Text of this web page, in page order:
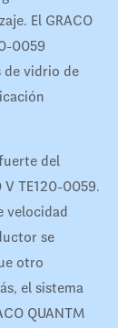
El GRACO
0059
de vidrio de
del
V TE120-0059.
velocidad
se
otro
el sistema
QUANTM